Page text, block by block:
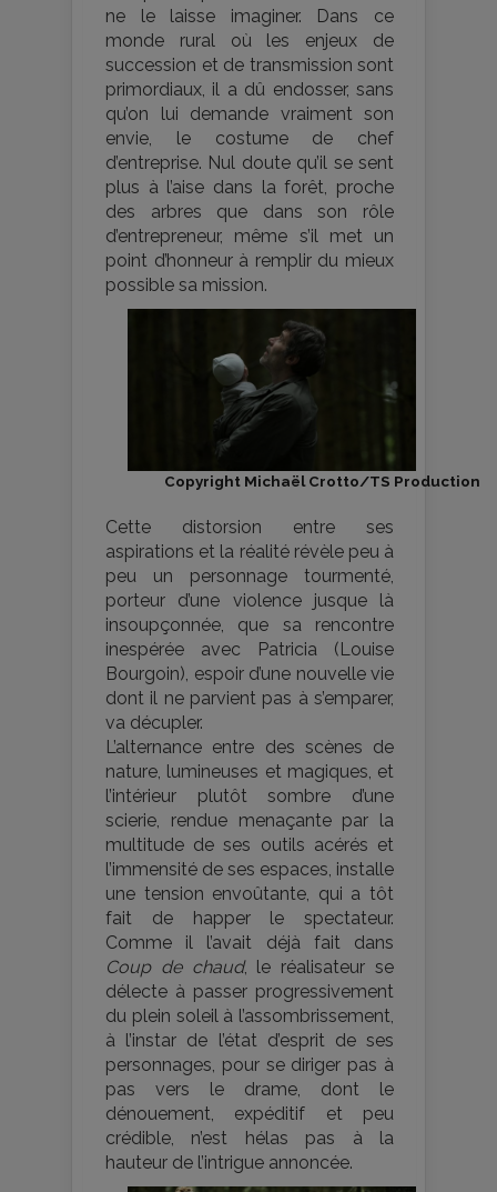
ne le laisse imaginer. Dans ce
monde rural où les enjeux de
succession et de transmission sont
primordiaux, il a dû endosser, sans
qu’on lui demande vraiment son
envie, le costume de chef
d’entreprise. Nul doute qu’il se sent
plus à l’aise dans la forêt, proche
des arbres que dans son rôle
d’entrepreneur, même s’il met un
point d’honneur à remplir du mieux
possible sa mission.
Copyright Michaël Crotto/TS Production
Cette distorsion entre ses
aspirations et la réalité révèle peu à
peu un personnage tourmenté,
porteur d’une violence jusque là
insoupçonnée, que sa rencontre
inespérée avec Patricia (Louise
Bourgoin), espoir d’une nouvelle vie
dont il ne parvient pas à s’emparer,
va décupler.
L’alternance entre des scènes de
nature, lumineuses et magiques, et
l’intérieur plutôt sombre d’une
scierie, rendue menaçante par la
multitude de ses outils acérés et
l’immensité de ses espaces, installe
une tension envoûtante, qui a tôt
fait de happer le spectateur.
Comme il l’avait déjà fait dans
Coup de chaud, le réalisateur se
délecte à passer progressivement
du plein soleil à l’assombrissement,
à l’instar de l’état d’esprit de ses
personnages, pour se diriger pas à
pas vers le drame, dont le
dénouement, expéditif et peu
crédible, n’est hélas pas à la
hauteur de l’intrigue annoncée.